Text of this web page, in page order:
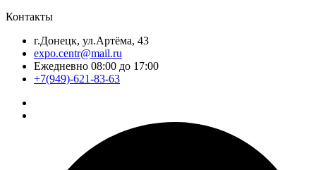
Контакты
г.Донецк, ул.Артёма, 43
expo.centr@mail.ru
Ежедневно 08:00 до 17:00
+7(949)-621-83-63